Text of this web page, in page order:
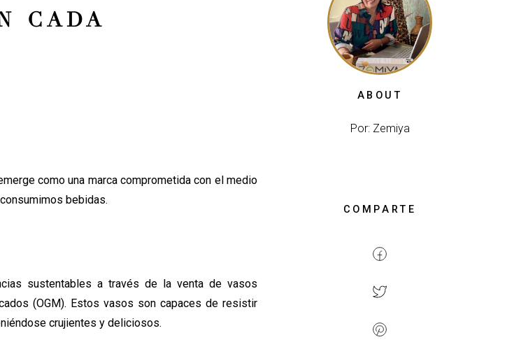
CADA
como una marca comprometida con el medio
bebidas.
sustentables a través de la venta de vasos
(OGM). Estos vasos son capaces de resistir
crujientes y deliciosos.
ABOUT
Por: Zemiya
COMPARTE